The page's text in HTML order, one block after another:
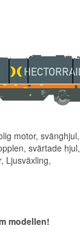
motor, svänghjul,
svärtade hjul,
Ljusväxling,
modellen!